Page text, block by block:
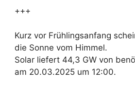
+++
Kurz vor Frühlingsanfang
die Sonne vom Himmel.
Solar liefert 44,3 GW von
am 20.03.2025 um 12:00.